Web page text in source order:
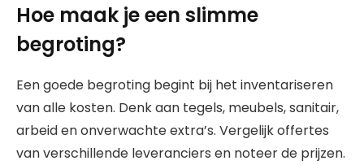
Hoe maak je een slimme
begroting?
Een goede begroting begint bij het inventariseren
van alle kosten. Denk aan tegels, meubels, sanitair,
arbeid en onverwachte extra’s. Vergelijk offertes
van verschillende leveranciers en noteer de prijzen.